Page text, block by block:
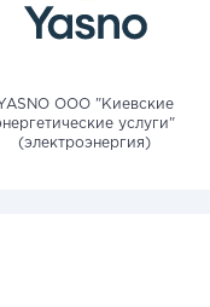
OOO "Киевские
услуги"
(электроэнергия)